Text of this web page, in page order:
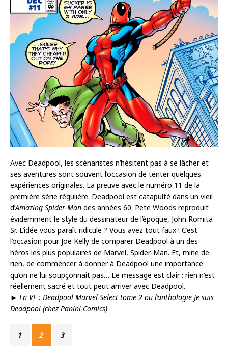
Avec Deadpool, les scénaristes n’hésitent pas à se lâcher et
ses aventures sont souvent l’occasion de tenter quelques
expériences originales. La preuve avec le numéro 11 de la
première série régulière. Deadpool est catapulté dans un vieil
d’Amazing Spider-Man des années 60. Pete Woods reproduit
évidemment le style du dessinateur de l’époque, John Romita
Sr. L’idée vous paraît ridicule ? Vous avez tout faux ! C’est
l’occasion pour Joe Kelly de comparer Deadpool à un des
héros les plus populaires de Marvel, Spider-Man. Et, mine de
rien, de commencer à donner à Deadpool une importance
qu’on ne lui soupçonnait pas… Le message est clair : rien n’est
réellement sacré et tout peut arriver avec Deadpool.
► En VF : Deadpool Marvel Select tome 2 ou l’anthologie Je suis
Deadpool (chez Panini Comics)
1 2 3